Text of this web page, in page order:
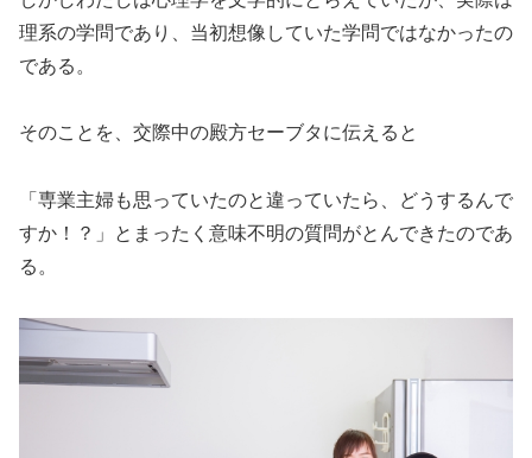
理系の学問であり、当初想像していた学問ではなかったの
である。
そのことを、交際中の殿方セーブタに伝えると
「専業主婦も思っていたのと違っていたら、どうするんで
すか！？」とまったく意味不明の質問がとんできたのであ
る。